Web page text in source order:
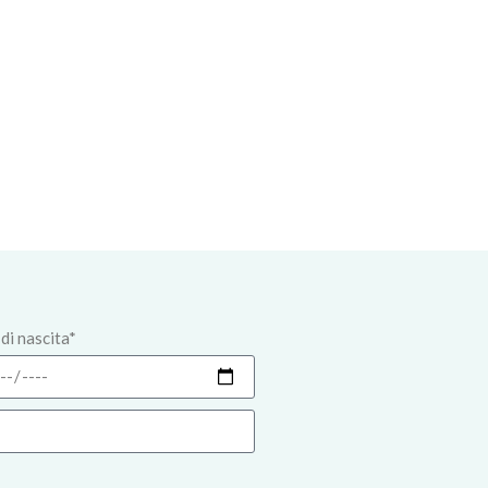
nascita*